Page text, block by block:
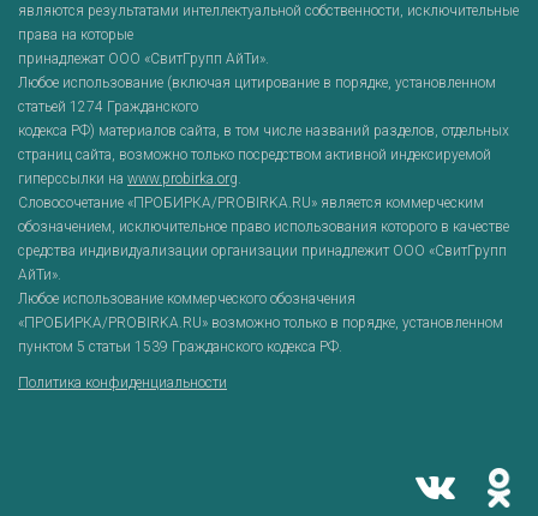
являются результатами интеллектуальной собственности, исключительные
права на которые
принадлежат ООО «СвитГрупп АйТи».
Любое использование (включая цитирование в порядке, установленном
статьей 1274 Гражданского
кодекса РФ) материалов сайта, в том числе названий разделов, отдельных
страниц сайта, возможно только посредством активной индексируемой
гиперссылки на www.probirka.org
Словосочетание «ПРОБИРКА/PROBIRKA.RU» является коммерческим
обозначением, исключительное право использования которого в качестве
средства индивидуализации организации принадлежит ООО «СвитГрупп
АйТи».
Любое использование коммерческого обозначения
«ПРОБИРКА/PROBIRKA.RU» возможно только в порядке, установленном
пунктом 5 статьи 1539 Гражданского кодекса РФ.
Политика конфиденциальности